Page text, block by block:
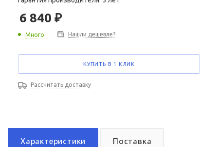
6 840 ₽
Много Нашли дешевле?
КУПИТЬ В 1 КЛИК
Рассчитать доставку
Характеристики Поставка